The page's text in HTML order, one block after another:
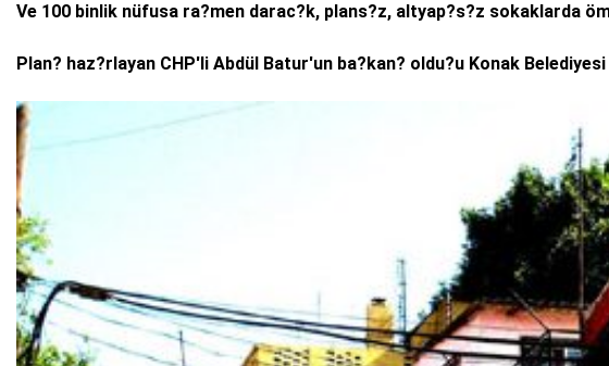
Ve 100 binlik nüfusa ra?men darac?k, plans?z, altyap?s?z sokaklarda
Plan? haz?rlayan CHP'li Abdül Batur'un ba?kan? oldu?u Konak